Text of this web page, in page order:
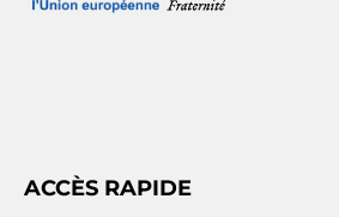
ACCÈS RAPIDE